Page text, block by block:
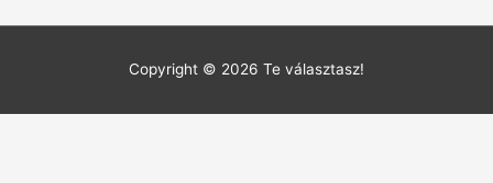
Copyright © 2026 Te választasz!